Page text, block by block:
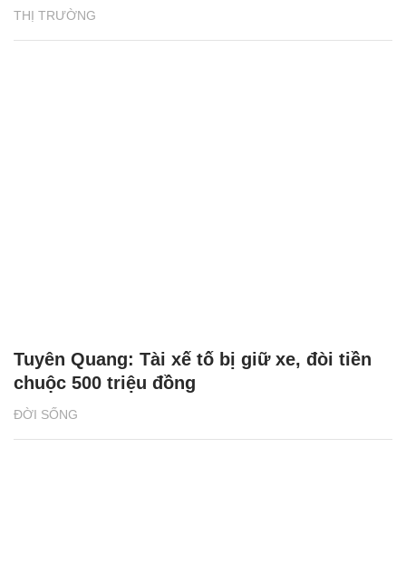
THỊ TRƯỜNG
ĐỜI SỐNG
Tuyên Quang: Tài xế tố bị giữ xe, đòi tiền
chuộc 500 triệu đồng